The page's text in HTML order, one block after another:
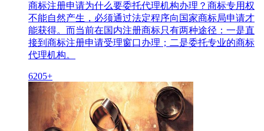
商标注册申请为什么要委托代理机构办理？商标专用权
不能自然产生，必须通过法定程序向国家商标局申请才
能获得。而当前在国内注册商标只有两种途径：一是直
接到商标注册申请受理窗口办理；二是委托专业的商标
代理机构。
6205+